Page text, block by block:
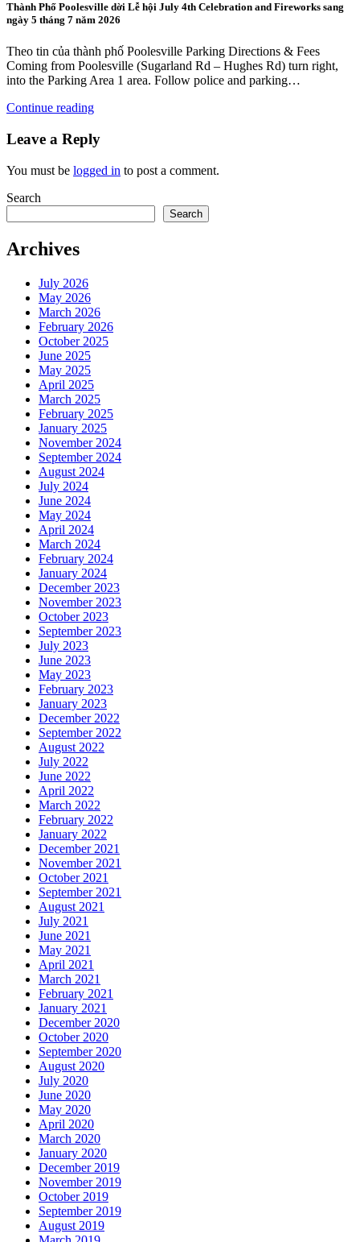
Thành Phố Poolesville dời Lễ hội July 4th Celebration and Fireworks sang
ngày 5 tháng 7 năm 2026
Theo tin của thành phố Poolesville Parking Directions & Fees
Coming from Poolesville (Sugarland Rd – Hughes Rd) turn right,
into the Parking Area 1 area. Follow police and parking…
Continue reading
Leave a Reply
You must be logged in to post a comment.
Search
Search
Archives
July 2026
May 2026
March 2026
February 2026
October 2025
June 2025
May 2025
April 2025
March 2025
February 2025
January 2025
November 2024
September 2024
August 2024
July 2024
June 2024
May 2024
April 2024
March 2024
February 2024
January 2024
December 2023
November 2023
October 2023
September 2023
July 2023
June 2023
May 2023
February 2023
January 2023
December 2022
September 2022
August 2022
July 2022
June 2022
April 2022
March 2022
February 2022
January 2022
December 2021
November 2021
October 2021
September 2021
August 2021
July 2021
June 2021
May 2021
April 2021
March 2021
February 2021
January 2021
December 2020
October 2020
September 2020
August 2020
July 2020
June 2020
May 2020
April 2020
March 2020
January 2020
December 2019
November 2019
October 2019
September 2019
August 2019